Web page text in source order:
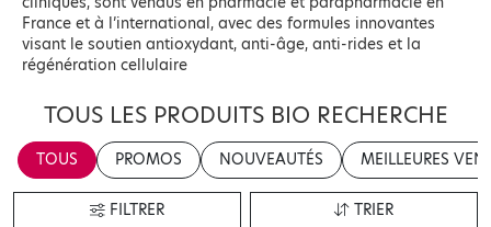
France et à l’international, avec des formules innovantes
visant le soutien antioxydant, anti-âge, anti-rides et la
régénération cellulaire
TOUS LES PRODUITS BIO RECHERCHE
TOUS PROMOS NOUVEAUTÉS MEILLEURES
FILTRER TRIER